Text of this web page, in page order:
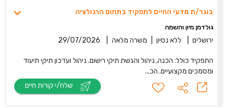
בוגר/ת מדעי החיים לתפקיד בתחום הרגולציה
גולדמן מיון והשמה
ירושלים ללא נסיון משרה מלאה 29/07/2026
התפקיד כולל: הכנה, ניהול והגשת תיקי רישום. ניהול ועדכון תיקי תיעוד
ומסמכים מקצועיים. הכ...